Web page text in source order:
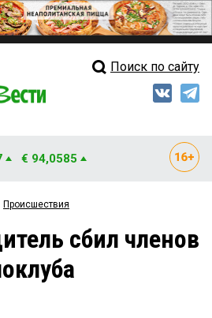
Свежий выпуск
Мнения
Рейтинги
Блоги
Поиск по сайту
€ 94,0585
Происшествия
сбил членов